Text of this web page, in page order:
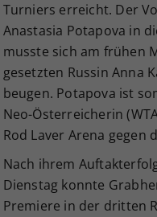
Turniers erreicht. Der
Anastasia Potapova in
musste sich am frühen
gesetzten Russin Anna
beugen. Potapova ist
Neo-Österreicherin
Rod Laver Arena gegen
Nach ihrem
Dienstag konnte
Premiere in der dritten